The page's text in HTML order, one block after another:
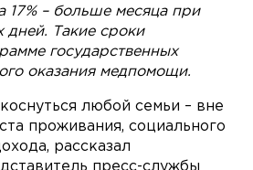
17% – больше месяца при
дней. Такие сроки
государственных
оказания медпомощи.
любой семьи – вне
проживания, социального
рассказал
пресс-службы